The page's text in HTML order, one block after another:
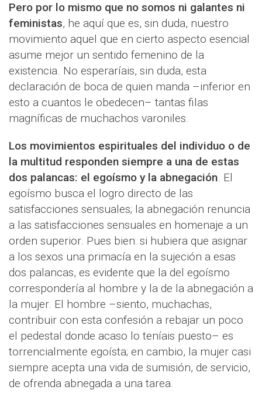
Pero por lo mismo que no somos ni galantes ni
feministas, he aquí que es, sin duda, nuestro
movimiento aquel que en cierto aspecto esencial
asume mejor un sentido femenino de la
existencia. No esperaríais, sin duda, esta
declaración de boca de quien manda –inferior en
esto a cuantos le obedecen– tantas filas
magníficas de muchachos varoniles.
Los movimientos espirituales del individuo o de
la multitud responden siempre a una de estas
dos palancas: el egoísmo y la abnegación. El
egoísmo busca el logro directo de las
satisfacciones sensuales; la abnegación renuncia
a las satisfacciones sensuales en homenaje a un
orden superior. Pues bien: si hubiera que asignar
a los sexos una primacía en la sujeción a esas
dos palancas, es evidente que la del egoísmo
correspondería al hombre y la de la abnegación a
la mujer. El hombre –siento, muchachas,
contribuir con esta confesión a rebajar un poco
el pedestal donde acaso lo teníais puesto– es
torrencialmente egoísta; en cambio, la mujer casi
siempre acepta una vida de sumisión, de servicio,
de ofrenda abnegada a una tarea.